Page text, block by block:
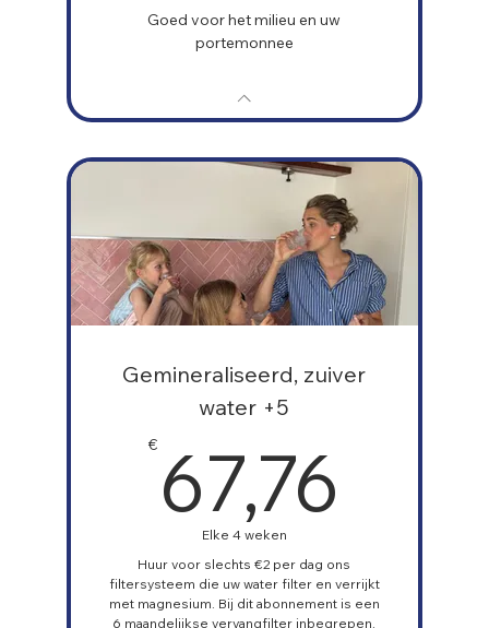
Goed voor het milieu en uw
portemonnee
Gemineraliseerd, zuiver
water +5
€ 67,76
Elke 4 weken
Huur voor slechts €2 per dag ons
filtersysteem die uw water filter en verrijkt
met magnesium. Bij dit abonnement is een
6 maandelijkse vervangfilter inbegrepen.